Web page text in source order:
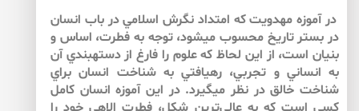
در آموزه مهدويت كه امتداد نگرش اسلامي در باب انسان
در بستر تاريخ محسوب مي­شود، توجه به فطرت، اساس و
بنيان است، از اين لحاظ كه علوم را فارغ از دسته­بندي آن
به انساني و تجربي، رهيافتي به شناخت انسان براي
شناخت خالق در نظر مي­گيرد. در اين آموزه انسان كامل